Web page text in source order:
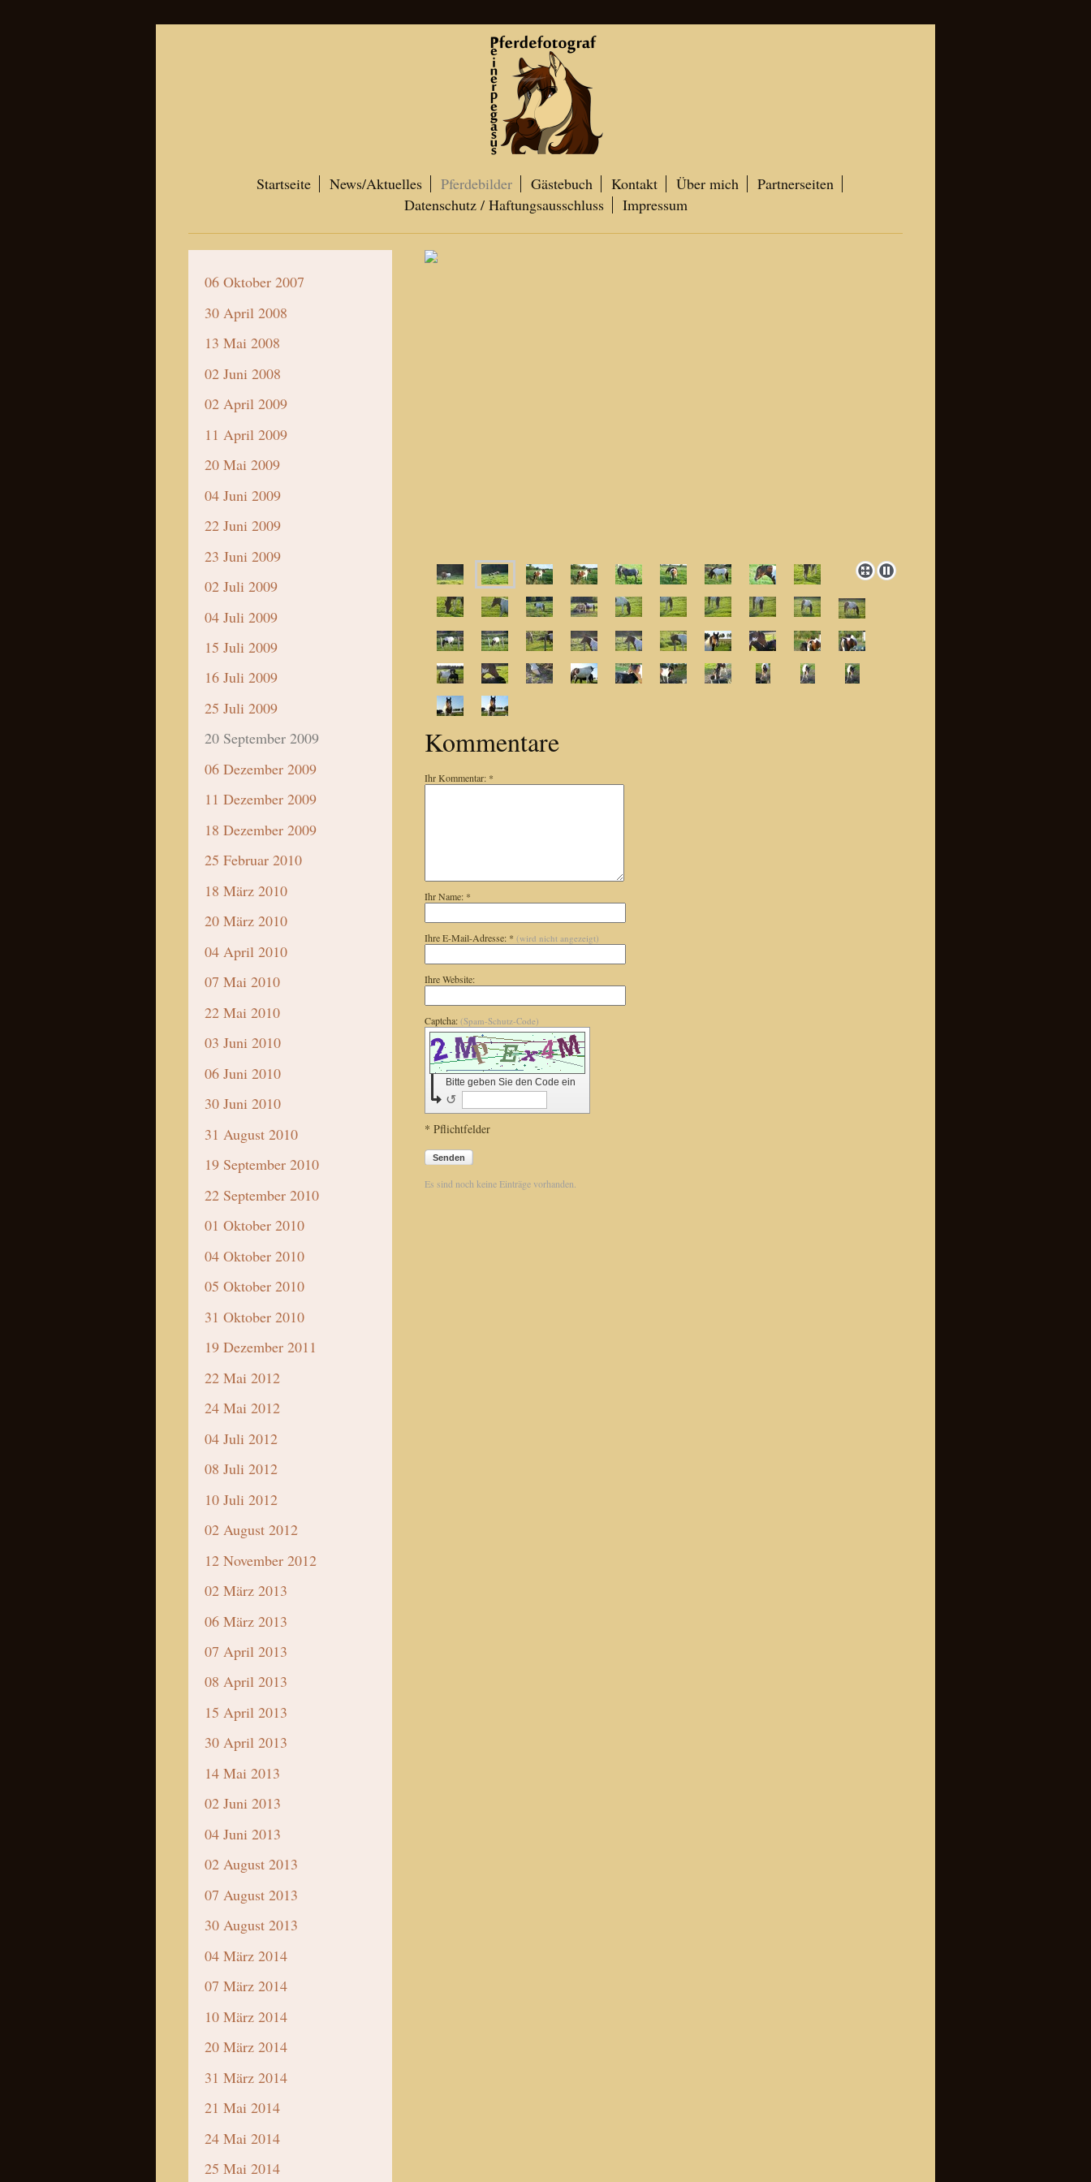
Startseite News/Aktuelles Pferdebilder Gästebuch Kontakt Über mich
Partnerseiten
Datenschutz / Haftungsausschluss
Impressum
Kommentare
Ihr Kommentar: *
Ihr Name: *
Ihre E-Mail-Adresse: * (wird nicht angezeigt)
Ihre Website:
Captcha: (Spam-Schutz-Code)
Bitte geben Sie den Code ein
↺
* Pflichtfelder
Senden
Es sind noch keine Einträge vorhanden.
06 Oktober 2007
30 April 2008
13 Mai 2008
02 Juni 2008
02 April 2009
11 April 2009
20 Mai 2009
04 Juni 2009
22 Juni 2009
23 Juni 2009
02 Juli 2009
04 Juli 2009
15 Juli 2009
16 Juli 2009
25 Juli 2009
20 September 2009
06 Dezember 2009
11 Dezember 2009
18 Dezember 2009
25 Februar 2010
18 März 2010
20 März 2010
04 April 2010
07 Mai 2010
22 Mai 2010
03 Juni 2010
06 Juni 2010
30 Juni 2010
31 August 2010
19 September 2010
22 September 2010
01 Oktober 2010
04 Oktober 2010
05 Oktober 2010
31 Oktober 2010
19 Dezember 2011
22 Mai 2012
24 Mai 2012
04 Juli 2012
08 Juli 2012
10 Juli 2012
02 August 2012
12 November 2012
02 März 2013
06 März 2013
07 April 2013
08 April 2013
15 April 2013
30 April 2013
14 Mai 2013
02 Juni 2013
04 Juni 2013
02 August 2013
07 August 2013
30 August 2013
04 März 2014
07 März 2014
10 März 2014
20 März 2014
31 März 2014
21 Mai 2014
24 Mai 2014
25 Mai 2014